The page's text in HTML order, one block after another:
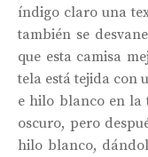
índigo claro una
también se
que esta camisa
tela está tejida con
e hilo blanco en la
oscuro, pero
hilo blanco,